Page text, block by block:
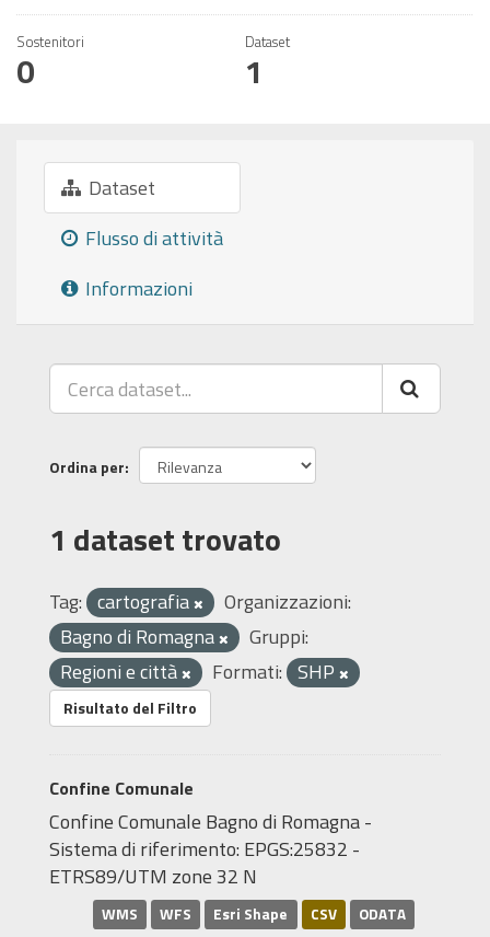
Sostenitori
0
Dataset
1
Dataset
Flusso di attività
Informazioni
Ordina per
1 dataset trovato
Tag: cartografia
Organizzazioni:
Bagno di Romagna
Gruppi:
Regioni e città
Formati: SHP
Risultato del Filtro
Confine Comunale
Confine Comunale Bagno di Romagna -
Sistema di riferimento: EPGS:25832 -
ETRS89/UTM zone 32 N
WMS WFS Esri Shape CSV ODATA